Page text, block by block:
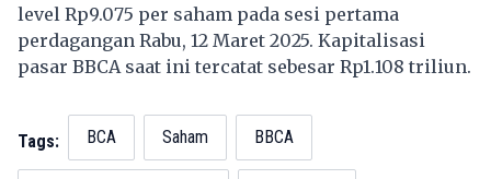
level Rp9.075 per saham pada sesi pertama
perdagangan Rabu, 12 Maret 2025. Kapitalisasi
pasar BBCA saat ini tercatat sebesar Rp1.108 triliun.
Tags: BCA Saham BBCA